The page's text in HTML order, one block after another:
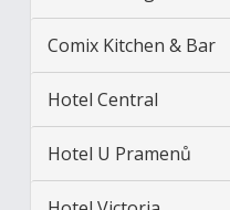
Comix Kitchen & Bar
Hotel Central
Hotel U Pramenů